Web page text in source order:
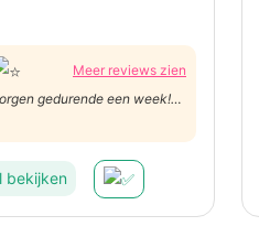
Meer reviews zien
gedurende een week!
maar ik weet dat jij een
bekijken